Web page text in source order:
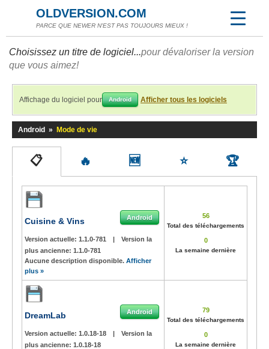
OLDVERSION.COM
PARCE QUE NEWER N'EST PAS TOUJOURS MIEUX !
Choisissez un titre de logiciel...pour dévaloriser la version
que vous aimez!
Affichage du logiciel pour Android Afficher tous les logiciels
Android » Mode de vie
📋 🔥 🆕 ⭐ 🏆
Cuisine & Vins Android
Version actuelle: 1.1.0-781 |
Version la
plus ancienne: 1.1.0-781
Aucune description disponible. Afficher
plus »
56
Total des téléchargements
0
La semaine dernière
DreamLab Android
Version actuelle: 1.0.18-18 |
Version la
plus ancienne: 1.0.18-18
79
Total des téléchargements
0
La semaine dernière